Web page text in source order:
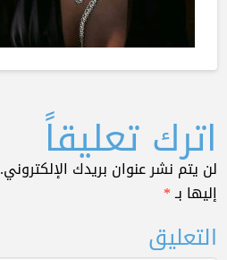
اترك تعليقاً
لن يتم نشر عنوان بريدك الإلكتروني.
إليها بـ*
التعليق